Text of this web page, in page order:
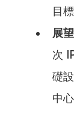
目
展望
次
礎
中